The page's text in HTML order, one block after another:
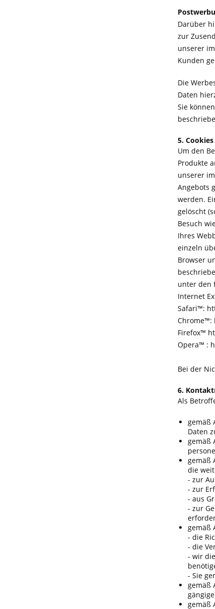
Darüber
zur
unserer
Kunden
Die
Daten
Sie
5. Cookies
Um den
Produkte
unserer
Angebots
werden.
gelöscht
Besuch
Ihres
einzeln
Browser
unter den
Internet
Safari™:
Chrome™:
Firefox™
Opera™ :
Bei der
6.
Als
gemäß
Daten
gemäß
gemäß
die
- zur
- zur
- aus
- zur
gemäß
- die
- die
- wir
- Sie
gemäß
gemäß